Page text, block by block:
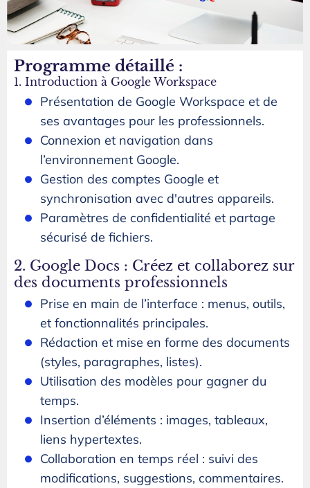
Programme détaillé :
1. Introduction à Google Workspace
Présentation de Google Workspace et de
ses avantages pour les professionnels.
Connexion et navigation dans
l’environnement Google.
Gestion des comptes Google et
synchronisation avec d'autres appareils.
Paramètres de confidentialité et partage
sécurisé de fichiers.
2. Google Docs : Créez et collaborez sur
des documents professionnels
Prise en main de l’interface : menus, outils,
et fonctionnalités principales.
Rédaction et mise en forme des documents
(styles, paragraphes, listes).
Utilisation des modèles pour gagner du
temps.
Insertion d’éléments : images, tableaux,
liens hypertextes.
Collaboration en temps réel : suivi des
modifications, suggestions, commentaires.